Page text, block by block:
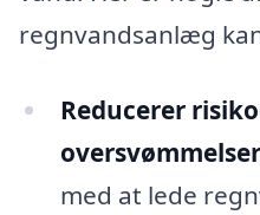
regnvandsanlæg
Reducerer
med at lede